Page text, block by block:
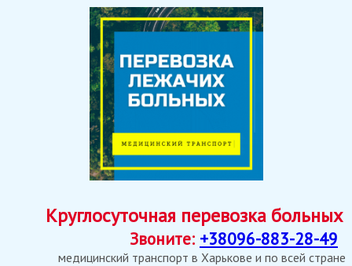
Круглосуточная перевозка больных
Звоните: +38096-883-28-49
медицинский транспорт в Харькове и по всей стране